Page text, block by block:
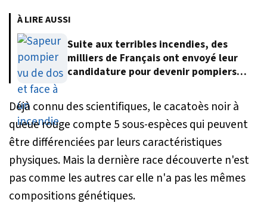
À LIRE AUSSI
Suite aux terribles incendies, des
milliers de Français ont envoyé leur
candidature pour devenir pompiers
Déjà connu des scientifiques, le cacatoès noir à
queue rouge compte 5 sous-espèces qui peuvent
être différenciées par leurs caractéristiques
physiques. Mais la dernière race découverte n'est
pas comme les autres car elle n'a pas les mêmes
compositions génétiques.